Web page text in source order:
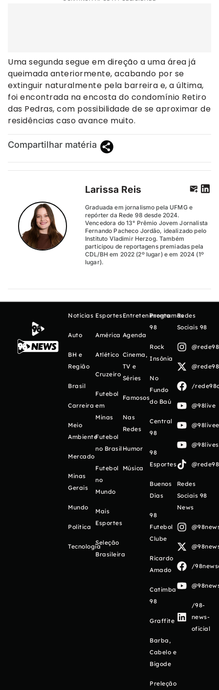
Uma segunda segue em direção a uma área já
queimada anteriormente, acabando por se
extinguir naturalmente pela barreira e, a última,
foi encontrada na encosta do condomínio Retiro
das Pedras, com possibilidade de se aproximar de
residências caso avance muito.
Compartilhar matéria
Larissa Reis
Graduada em jornalismo pela UFMG e
repórter da Rede 98 desde 2024.
Vencedora do 13° Prêmio Jovem Jornalista
Fernando Pacheco Jordão, idealizado pelo
Instituto Vladimir Herzog. Também
participou de reportagens premiadas pela
CDL/BH em 2022 (2º lugar) e em 2024 (1º
lugar).
Notícias
Auto
BH e
Região
Brasil
Carreira
Meio
Ambiente
Mercado
Minas
Gerais
Mundo
Política
Tecnologia
Esportes
América
Atlético
Cruzeiro
Futebol
em
Minas
Futebol
no Brasil
Futebol
no
Mundo
Mais
Esportes
Seleção
Brasileira
Entretenimento
Agenda
Cinema,
TV e
Séries
Famosos
Nas
Redes
Humor
Música
Programas
98
Rock
Insônia
No
Fundo
do Baú
Central
98
98
Esportes
Buenos
Días
98
Futebol
Clube
Ricardo
Amado
Catimba
98
Graffite
Barba,
Cabelo e
Bigode
Preleção
Redes
Sociais 98
/
@98live
Redes
Sociais 98
News
/
/98-
news-
oficial